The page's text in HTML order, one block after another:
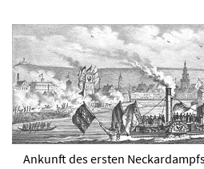
Ankunft des ersten